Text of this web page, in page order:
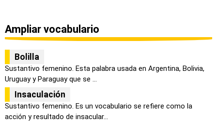
Ampliar vocabulario
Bolilla
Sustantivo femenino. Esta palabra usada en Argentina, Bolivia,
Uruguay y Paraguay que se ...
Insaculación
Sustantivo femenino. Es un vocabulario se refiere como la
acción y resultado de insacular...